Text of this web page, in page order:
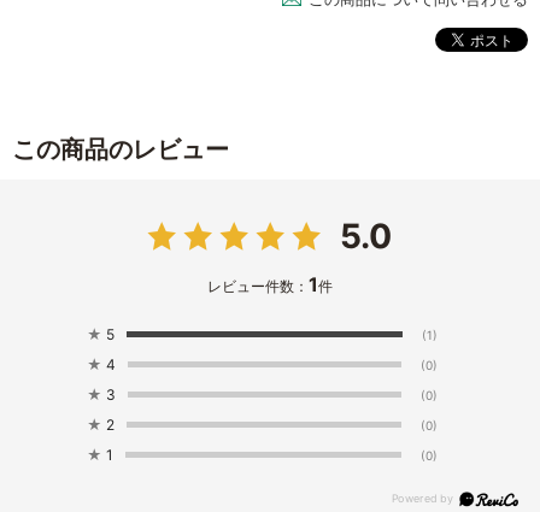
この商品のレビュー
5.0
レビュー件数： 1件
★ 5 (1)
★ 4 (0)
★ 3 (0)
★ 2 (0)
★ 1 (0)